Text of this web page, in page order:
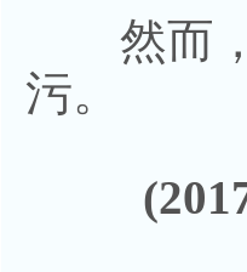
然而，
污。
(2017